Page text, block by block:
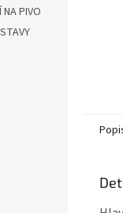
PIVO